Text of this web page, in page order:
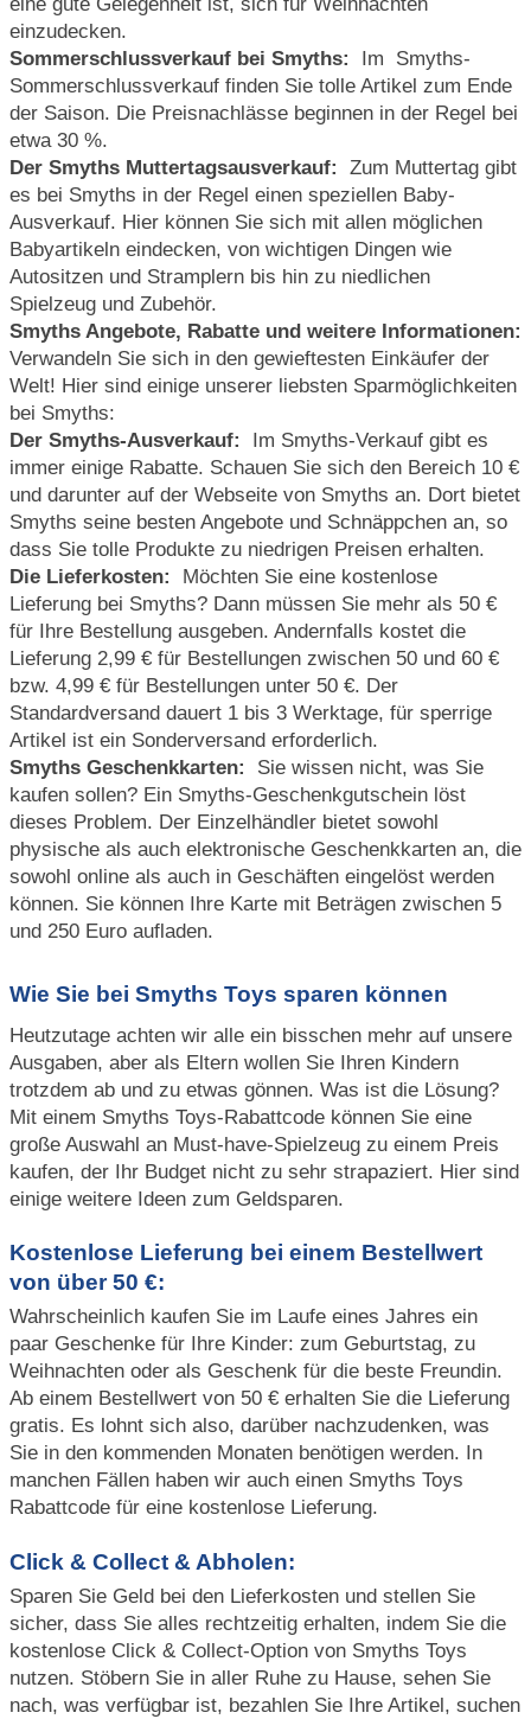
einzudecken.
Sommerschlussverkauf bei Smyths:
Im Smyths-
Sommerschlussverkauf finden Sie tolle Artikel zum Ende
der Saison. Die Preisnachlässe beginnen in der Regel bei
etwa 30 %.
Der Smyths Muttertagsausverkauf: Zum Muttertag gibt
es bei Smyths in der Regel einen speziellen Baby-
Ausverkauf. Hier können Sie sich mit allen möglichen
Babyartikeln eindecken, von wichtigen Dingen wie
Autositzen und Stramplern bis hin zu niedlichen
Spielzeug und Zubehör.
Smyths Angebote, Rabatte und weitere Informationen:
Verwandeln Sie sich in den gewieftesten Einkäufer der
Welt! Hier sind einige unserer liebsten Sparmöglichkeiten
bei Smyths:
Der Smyths-Ausverkauf:
Im Smyths-Verkauf gibt es
immer einige Rabatte. Schauen Sie sich den Bereich 10 €
und darunter auf der Webseite von Smyths an. Dort bietet
Smyths seine besten Angebote und Schnäppchen an, so
dass Sie tolle Produkte zu niedrigen Preisen erhalten.
Die Lieferkosten: Möchten Sie eine kostenlose
Lieferung bei Smyths? Dann müssen Sie mehr als 50 €
für Ihre Bestellung ausgeben. Andernfalls kostet die
Lieferung 2,99 € für Bestellungen zwischen 50 und 60 €
bzw. 4,99 € für Bestellungen unter 50 €. Der
Standardversand dauert 1 bis 3 Werktage, für sperrige
Artikel ist ein Sonderversand erforderlich.
Smyths Geschenkkarten: Sie wissen nicht, was Sie
kaufen sollen? Ein Smyths-Geschenkgutschein löst
dieses Problem. Der Einzelhändler bietet sowohl
physische als auch elektronische Geschenkkarten an, die
sowohl online als auch in Geschäften eingelöst werden
können. Sie können Ihre Karte mit Beträgen zwischen 5
und 250 Euro aufladen.
Wie Sie bei Smyths Toys sparen können
Heutzutage achten wir alle ein bisschen mehr auf unsere
Ausgaben, aber als Eltern wollen Sie Ihren Kindern
trotzdem ab und zu etwas gönnen. Was ist die Lösung?
Mit einem Smyths Toys-Rabattcode können Sie eine
große Auswahl an Must-have-Spielzeug zu einem Preis
kaufen, der Ihr Budget nicht zu sehr strapaziert. Hier sind
einige weitere Ideen zum Geldsparen.
Kostenlose Lieferung bei einem Bestellwert
von über 50 €:
Wahrscheinlich kaufen Sie im Laufe eines Jahres ein
paar Geschenke für Ihre Kinder: zum Geburtstag, zu
Weihnachten oder als Geschenk für die beste Freundin.
Ab einem Bestellwert von 50 € erhalten Sie die Lieferung
gratis. Es lohnt sich also, darüber nachzudenken, was
Sie in den kommenden Monaten benötigen werden. In
manchen Fällen haben wir auch einen Smyths Toys
Rabattcode für eine kostenlose Lieferung.
Click & Collect & Abholen:
Sparen Sie Geld bei den Lieferkosten und stellen Sie
sicher, dass Sie alles rechtzeitig erhalten, indem Sie die
kostenlose Click & Collect-Option von Smyths Toys
nutzen. Stöbern Sie in aller Ruhe zu Hause, sehen Sie
nach, was verfügbar ist, bezahlen Sie Ihre Artikel, suchen